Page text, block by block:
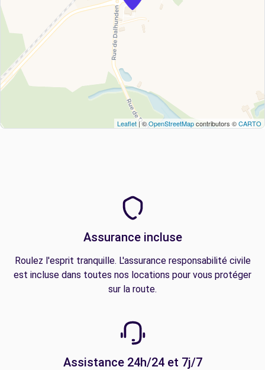
Leaflet| ©OpenStreetMapcontributors ©CARTO
Assurance incluse
Roulez l'esprit tranquille. L'assurance responsabilité civile
est incluse dans toutes nos locations pour vous protéger
sur la route.
Assistance 24h/24 et 7j/7